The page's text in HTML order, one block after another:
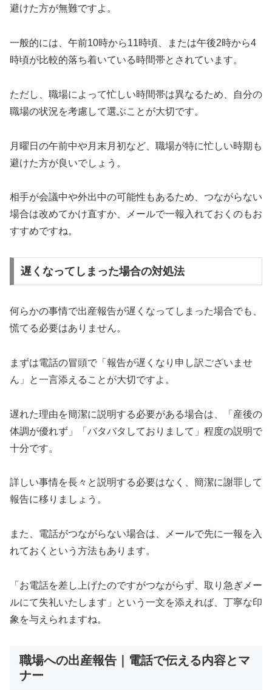
避けた方が無難ですよ。
一般的には、午前10時から11時頃、または午後2時から4
時頃が比較的落ち着いている時間帯とされています。
ただし、職場によって忙しい時間帯は異なるため、自分の
職場の状況を考慮して選ぶことが大切です。
月曜日の午前中や月末月初など、職場が特に忙しい時期も
避けた方が良いでしょう。
相手が会議中や外出中の可能性もあるため、つながらない
場合は改めてかけ直すか、メールで一報入れておくのもお
すすめですね。
遅くなってしまった場合の対処法
何らかの事情で出産報告が遅くなってしまった場合でも、
慌てる必要はありません。
まずは電話の冒頭で「報告が遅くなり申し訳ございませ
ん」と一言添えることが大切ですよ。
遅れた理由を簡潔に説明する必要がある場合は、「産後の
体調が優れず」「バタバタしておりまして」程度の説明で
十分です。
詳しい事情を長々と説明する必要はなく、簡潔に謝罪して
報告に移りましょう。
また、電話がつながらない場合は、メールで先に一報を入
れておくという方法もあります。
「お電話を差し上げたのですがつながらず、取り急ぎメー
ルにて失礼いたします」という一文を添えれば、丁寧な印
象を与えられますね。
職場への出産報告｜電話で伝える内容とマ
ナー